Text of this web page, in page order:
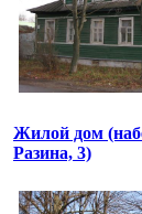
Жилой дом
Разина, 3)